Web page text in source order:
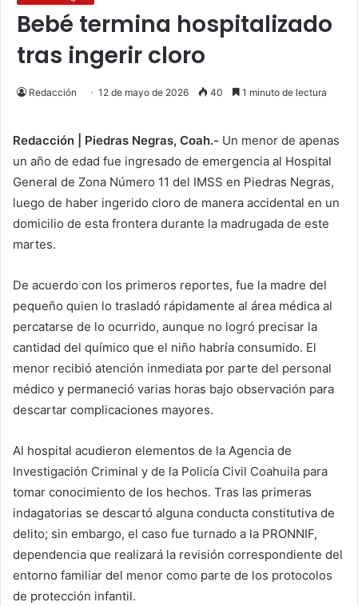
Bebé termina hospitalizado
tras ingerir cloro
Redacción 12 de mayo de 2026 40 1 minuto de lectura
Redacción | Piedras Negras, Coah.- Un menor de apenas
un año de edad fue ingresado de emergencia al Hospital
General de Zona Número 11 del IMSS en Piedras Negras,
luego de haber ingerido cloro de manera accidental en un
domicilio de esta frontera durante la madrugada de este
martes.
De acuerdo con los primeros reportes, fue la madre del
pequeño quien lo trasladó rápidamente al área médica al
percatarse de lo ocurrido, aunque no logró precisar la
cantidad del químico que el niño habría consumido. El
menor recibió atención inmediata por parte del personal
médico y permaneció varias horas bajo observación para
descartar complicaciones mayores.
Al hospital acudieron elementos de la Agencia de
Investigación Criminal y de la Policía Civil Coahuila para
tomar conocimiento de los hechos. Tras las primeras
indagatorias se descartó alguna conducta constitutiva de
delito; sin embargo, el caso fue turnado a la PRONNIF,
dependencia que realizará la revisión correspondiente del
entorno familiar del menor como parte de los protocolos
de protección infantil.